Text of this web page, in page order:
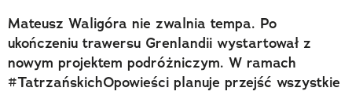
Mateusz Waligóra nie zwalnia tempa. Po
ukończeniu trawersu Grenlandii wystartował z
nowym projektem podróżniczym. W ramach
#TatrzańskichOpowieści planuje przejść wszystkie